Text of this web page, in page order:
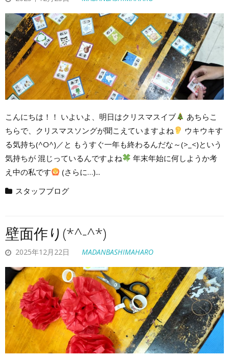
こんにちは！！ いよいよ、明日はクリスマスイブ
あちらこ
ちらで、クリスマスソングが聞こえていますよね
ウキウキす
る気持ち(^O^)／と もうすぐ一年も終わるんだな～(>_<)という
気持ちが 混じっているんですよね
年末年始に何しようか考
え中の私です
(さらに…)...
スタッフブログ
壁面作り(*^-^*)
2025年12月22日 MADANBASHIMAHARO